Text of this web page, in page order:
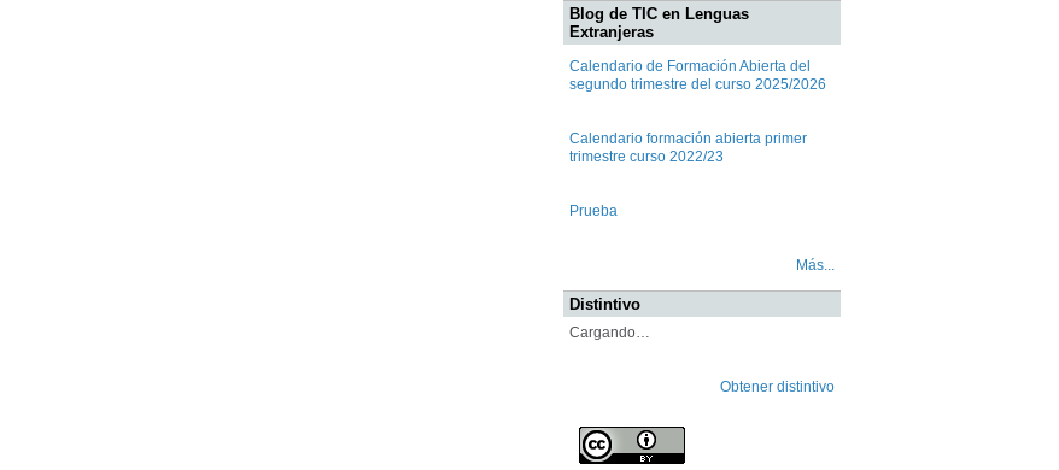
Blog de TIC en Lenguas
Extranjeras
Calendario de Formación Abierta del
segundo trimestre del curso 2025/2026
Calendario formación abierta primer
trimestre curso 2022/23
Prueba
Más...
Distintivo
Cargando…
Obtener distintivo